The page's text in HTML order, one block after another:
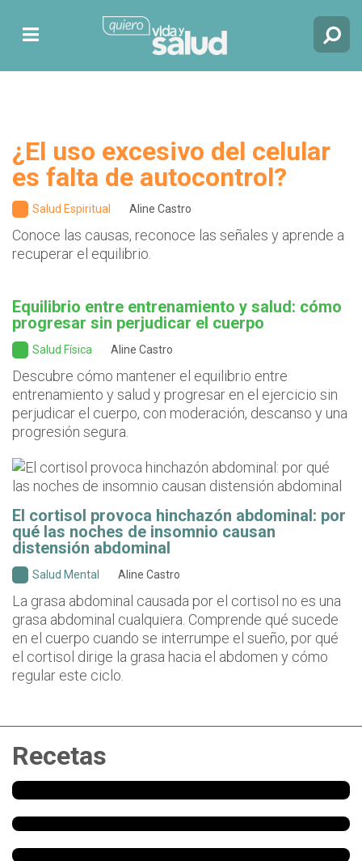
¿El uso excesivo del celular
es falta de autocontrol?
Salud Espiritual Aline Castro
Conoce las causas, reconoce las señales y aprende a
recuperar el equilibrio.
Equilibrio entre entrenamiento y salud: cómo
progresar sin perjudicar el cuerpo
Salud Física Aline Castro
Descubre cómo mantener el equilibrio entre
entrenamiento y salud y progresar en el ejercicio sin
perjudicar el cuerpo, con moderación, descanso y una
progresión segura.
El cortisol provoca hinchazón abdominal: por
qué las noches de insomnio causan
distensión abdominal
Salud Mental Aline Castro
La grasa abdominal causada por el cortisol no es una
grasa abdominal cualquiera. Comprende qué sucede
en el cuerpo cuando se interrumpe el sueño, por qué
el cortisol dirige la grasa hacia el abdomen y cómo
regular este ciclo.
Recetas